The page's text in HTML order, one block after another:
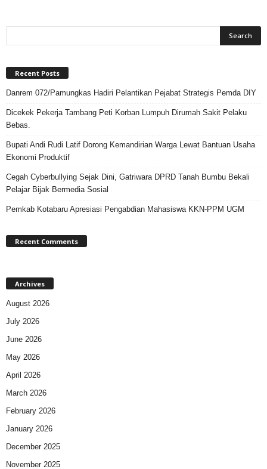
Recent Posts
Danrem 072/Pamungkas Hadiri Pelantikan Pejabat Strategis Pemda DIY
Dicekek Pekerja Tambang Peti Korban Lumpuh Dirumah Sakit Pelaku
Bebas.
Bupati Andi Rudi Latif Dorong Kemandirian Warga Lewat Bantuan Usaha
Ekonomi Produktif
Cegah Cyberbullying Sejak Dini, Gatriwara DPRD Tanah Bumbu Bekali
Pelajar Bijak Bermedia Sosial
Pemkab Kotabaru Apresiasi Pengabdian Mahasiswa KKN-PPM UGM
Recent Comments
Archives
August 2026
July 2026
June 2026
May 2026
April 2026
March 2026
February 2026
January 2026
December 2025
November 2025